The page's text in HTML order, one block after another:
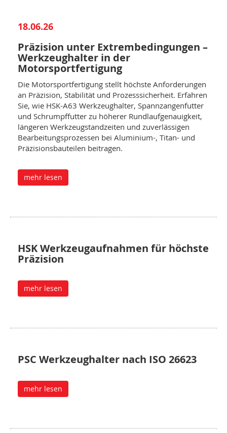
18.06.26
Präzision unter Extrembedingungen –
Werkzeughalter in der
Motorsportfertigung
Die Motorsportfertigung stellt höchste Anforderungen
an Präzision, Stabilität und Prozesssicherheit. Erfahren
Sie, wie HSK-A63 Werkzeughalter, Spannzangenfutter
und Schrumpffutter zu höherer Rundlaufgenauigkeit,
längeren Werkzeugstandzeiten und zuverlässigen
Bearbeitungsprozessen bei Aluminium-, Titan- und
Präzisionsbauteilen beitragen.
mehr lesen
HSK Werkzeugaufnahmen für höchste
Präzision
mehr lesen
PSC Werkzeughalter nach ISO 26623
mehr lesen